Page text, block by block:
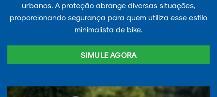
urbanos. A proteção abrange diversas situações,
proporcionando segurança para quem utiliza esse estilo
minimalista de bike.
SIMULE AGORA